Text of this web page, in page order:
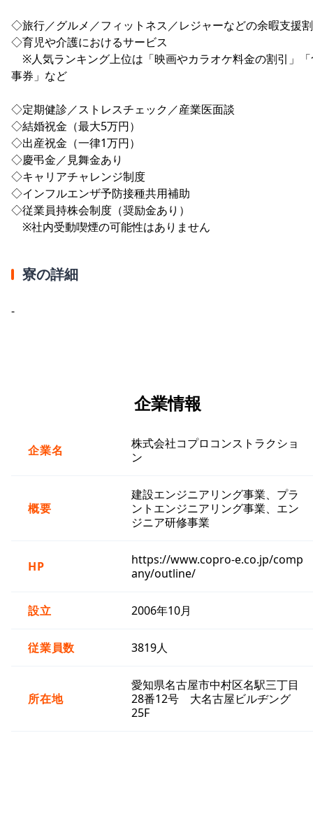
◇旅行／グルメ／フィットネス／レジャーなどの余暇支援
◇育児や介護におけるサービス
※人気ランキング上位は「映画やカラオケ料金の割引」
事券」など
◇定期健診／ストレスチェック／産業医面談
◇結婚祝金（最大5万円）
◇出産祝金（一律1万円）
◇慶弔金／見舞金あり
◇キャリアチャレンジ制度
◇インフルエンザ予防接種共用補助
◇従業員持株会制度（奨励金あり）
※社内受動喫煙の可能性はありません
寮の詳細
-
企業情報
企業名
株式会社コプロコンストラクショ
ン
概要
建設エンジニアリング事業、プラ
ントエンジニアリング事業、エン
ジニア研修事業
HP
https://www.copro-e.co.jp/comp
any/outline/
設立 2006年10月
従業員数 3819人
所在地
愛知県名古屋市中村区名駅三丁目
28番12号 大名古屋ビルヂング
25F